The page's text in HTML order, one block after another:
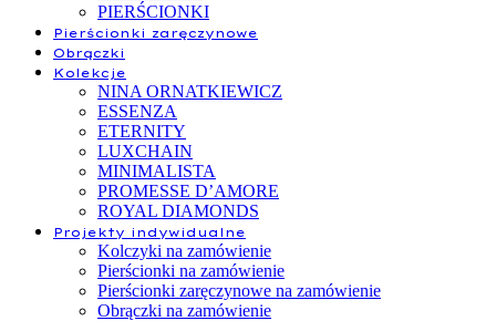
PIERŚCIONKI
Pierścionki zaręczynowe
Obrączki
Kolekcje
NINA ORNATKIEWICZ
ESSENZA
ETERNITY
LUXCHAIN
MINIMALISTA
PROMESSE D’AMORE
ROYAL DIAMONDS
Projekty indywidualne
Kolczyki na zamówienie
Pierścionki na zamówienie
Pierścionki zaręczynowe na zamówienie
Obrączki na zamówienie